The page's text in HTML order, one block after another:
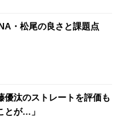
・松尾の良さと課題点
優汰のストレートを評価も
とが…」